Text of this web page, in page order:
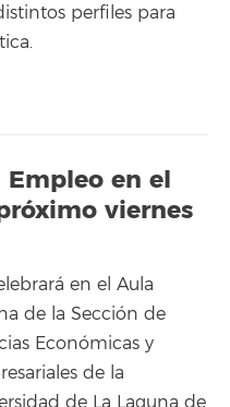
perfiles para
en el
viernes
en el Aula
de la Sección de
Económicas y
de la
de La Laguna de